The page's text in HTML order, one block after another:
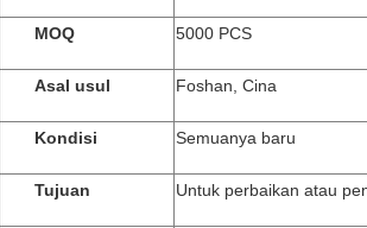
MOQ 5000 PCS
Asal usul Foshan, Cina
Kondisi Semuanya baru
Tujuan Untuk perbaikan atau